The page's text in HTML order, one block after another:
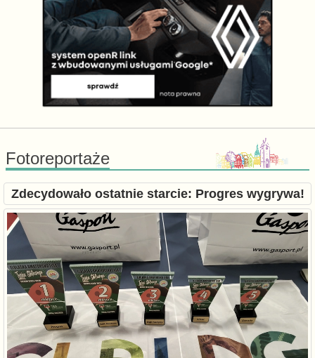
Fotoreportaże
Zdecydowało ostatnie starcie: Progres wygrywa!